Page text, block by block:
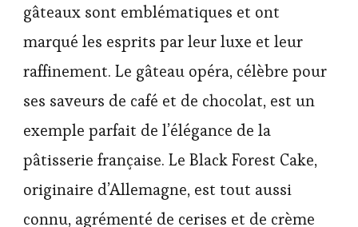
gâteaux sont emblématiques et ont
marqué les esprits par leur luxe et leur
raffinement. Le gâteau opéra, célèbre pour
ses saveurs de café et de chocolat, est un
exemple parfait de l’élégance de la
pâtisserie française. Le Black Forest Cake,
originaire d’Allemagne, est tout aussi
connu, agrémenté de cerises et de crème